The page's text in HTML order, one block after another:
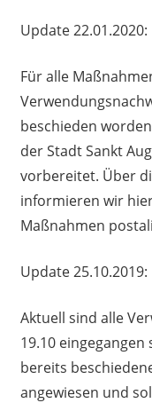
Update 22.01.2020:
Für alle
beschieden
der Stadt Sankt
vorbereitet. Über
informieren wir
Maßnahmen
Update 25.10.2019:
Aktuell sind alle
19.10
bereits
angewiesen und